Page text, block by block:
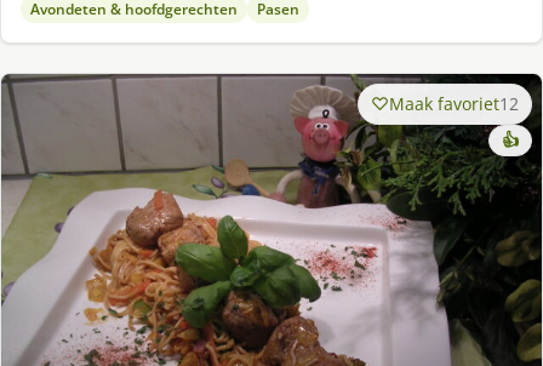
Avondeten & hoofdgerechten Pasen
Maak favoriet12
👍